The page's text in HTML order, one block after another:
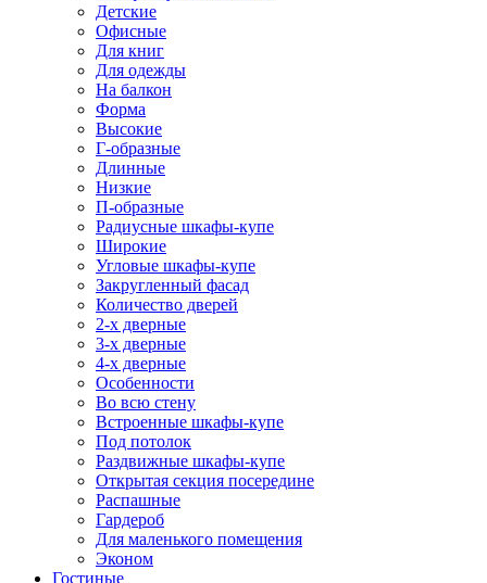
Детские
Офисные
Для книг
Для одежды
На балкон
Форма
Высокие
Г-образные
Длинные
Низкие
П-образные
Радиусные шкафы-купе
Широкие
Угловые шкафы-купе
Закругленный фасад
Количество дверей
2-х дверные
3-х дверные
4-х дверные
Особенности
Во всю стену
Встроенные шкафы-купе
Под потолок
Раздвижные шкафы-купе
Открытая секция посередине
Распашные
Гардероб
Для маленького помещения
Эконом
Гостиные